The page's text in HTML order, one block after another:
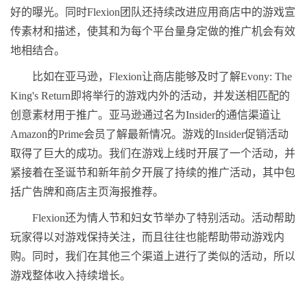
好的曝光。同时Flexion团队还持续改进应用商店中的游戏宣
传素材和描述，使其和为每个平台量身定做的推广机会有效
地相结合。
比如在亚马逊，Flexion让商店能够及时了解Evony: The
King's Return即将举行的游戏内外的活动，并发送相匹配的
创意素材用于推广。亚马逊通过名为Insider的通信渠道让
Amazon的Prime会员了解最新情况。游戏的Insider促销活动
取得了巨大的成功。我们在游戏上线时开展了一个活动，并
紧接着在圣诞节和新年前夕开展了持续的推广活动，其中包
括广告牌和商店主页海报推荐。
Flexion还为情人节和妇女节举办了特别活动。活动帮助
玩家得以对游戏保持关注，而且往往也能帮助带动游戏内
购。同时，我们在其他三个渠道上进行了类似的活动，所以
游戏整体收入持续增长。